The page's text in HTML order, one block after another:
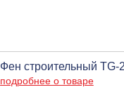
Фен строительный TG-
подробнее о товаре